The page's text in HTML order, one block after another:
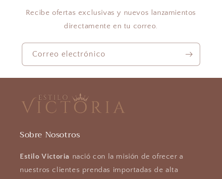
Recibe ofertas exclusivas y nuevos lanzamientos
directamente en tu correo.
Correo electrónico
Sobre Nosotros
Estilo Victoria nació con la misión de ofrecer a
nuestros clientes prendas importadas de alta